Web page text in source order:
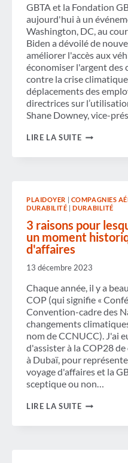
GBTA et la Fondation
aujourd'hui à un
Washington, DC, au
Biden a dévoilé de
améliorer l'accès aux
économiser l'argent
contre la crise
déplacements des
directrices sur
Shane Downey, vice-
LIRE LA SUITE
LES
PROPRES
ET
LA
À
DES
CRITÈRES
DURABLE
POUR
LES
VOYAGES
D'AFFAIRES
PLAIDOYER | COMPAGNIES
DURABILITÉ |DURABILITÉ
3 raisons pour
un moment
d'affaires
13 décembre 2023
Chaque année, il y a
COP (qui signifie «
Convention-cadre des
changements
nom de CCNUCC). J'ai
d'assister à la COP28
à Dubaï, pour
voyage d'affaires et la
sceptique ou non…
LIRE LA SUITE3